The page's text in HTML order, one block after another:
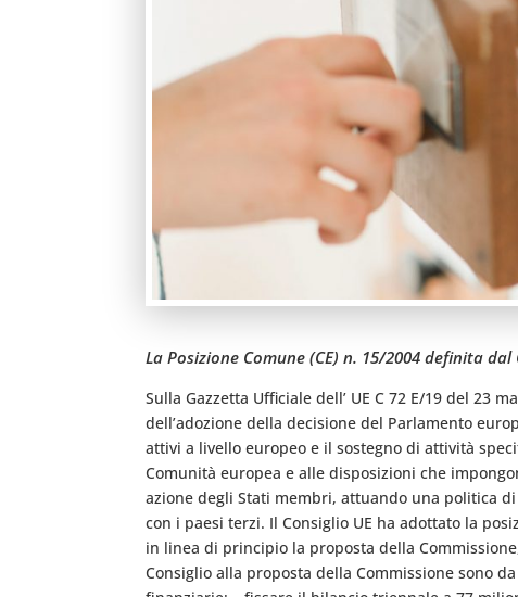
La Posizione Comune (CE) n. 15/2004 definita
Sulla Gazzetta Ufficiale dell’ UE C 72 E/19 del 23
dell’adozione della decisione del Parlamento
attivi a livello europeo e il sostegno di attività
Comunità europea e alle disposizioni che
azione degli Stati membri, attuando una politica
con i paesi terzi. Il Consiglio UE ha adottato la
in linea di principio la proposta della
Consiglio alla proposta della Commissione sono